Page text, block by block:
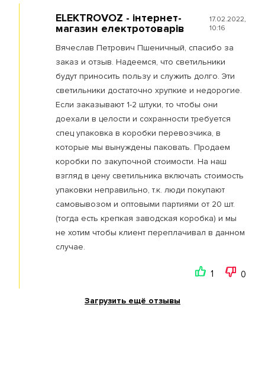
ELEKTROVOZ - інтернет-
магазин електротоварів
17.02.2022,
10:16
Вячеслав Петрович Пшеничный, спасибо за
заказ и отзыв. Надеемся, что светильники
будут приносить пользу и служить долго. Эти
светильники достаточно хрупкие и недорогие.
Если заказывают 1-2 штуки, то чтобы они
доехали в целости и сохранности требуется
спец упаковка в коробки перевозчика, в
которые мы вынуждены паковать. Продаем
коробки по закупочной стоимости. На наш
взгляд в цену светильника включать стоимость
упаковки неправильно, т.к. люди покупают
самовывозом и оптовыми партиями от 20 шт.
(тогда есть крепкая заводская коробка) и мы
не хотим чтобы клиент переплачивал в данном
случае.
1 0
Загрузить ещё отзывы